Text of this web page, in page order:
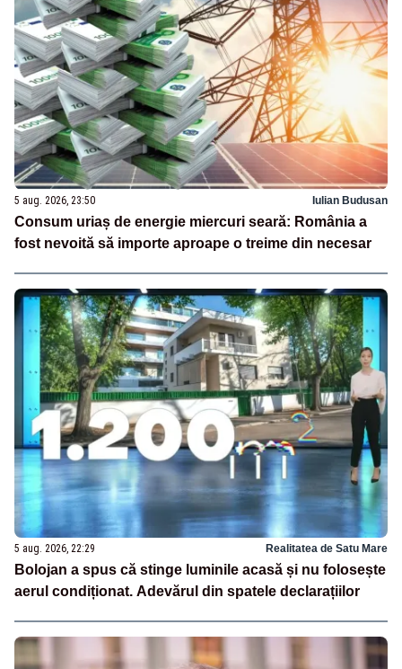
5 aug. 2026, 23:50 Iulian Budusan
Consum uriaș de energie miercuri seară: România a
fost nevoită să importe aproape o treime din necesar
5 aug. 2026, 22:29 Realitatea de Satu Mare
Bolojan a spus că stinge luminile acasă și nu folosește
aerul condiționat. Adevărul din spatele declarațiilor